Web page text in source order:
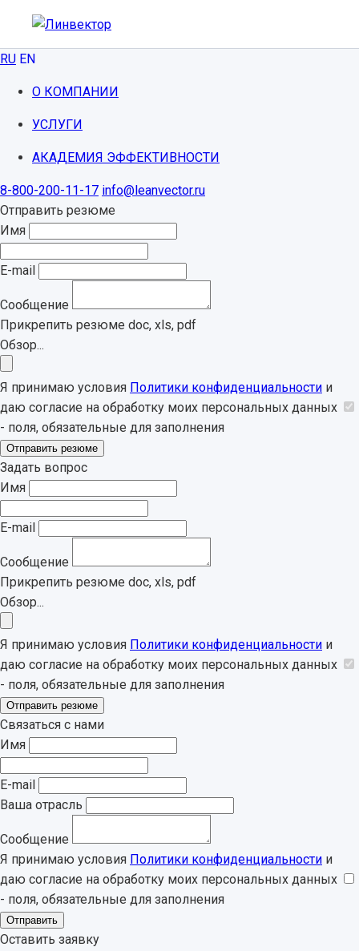
RU EN
О КОМПАНИИ
УСЛУГИ
АКАДЕМИЯ ЭФФЕКТИВНОСТИ
8-800-200-11-17 info@leanvector.ru
Отправить резюме
Имя
E-mail
Сообщение
Прикрепить резюме doc, xls, pdf
Обзор...
Я принимаю условия Политики конфиденциальности и
даю согласие на обработку моих персональных данных
- поля, обязательные для заполнения
Отправить резюме
Задать вопрос
Имя
E-mail
Сообщение
Прикрепить резюме doc, xls, pdf
Обзор...
Я принимаю условия Политики конфиденциальности и
даю согласие на обработку моих персональных данных
- поля, обязательные для заполнения
Отправить резюме
Связаться с нами
Имя
E-mail
Ваша отрасль
Сообщение
Я принимаю условия Политики конфиденциальности и
даю согласие на обработку моих персональных данных
- поля, обязательные для заполнения
Отправить
Оставить заявку